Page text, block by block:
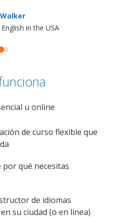
in the USA
u online
de curso flexible que
qué necesitas
de idiomas
su ciudad (o en línea)